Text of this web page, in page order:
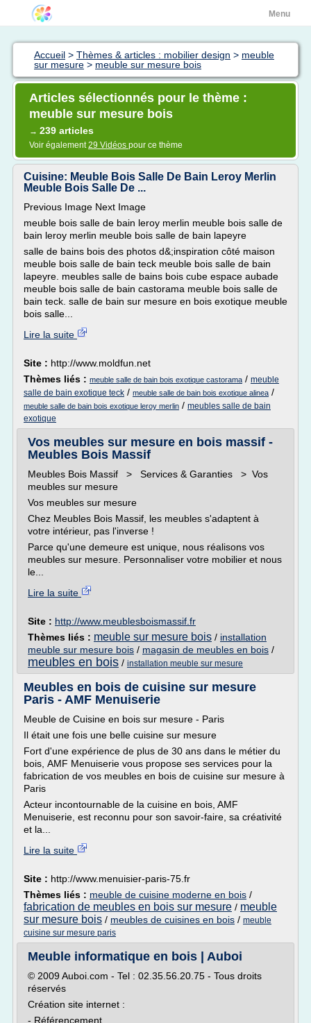
Menu
Accueil > Thèmes & articles : mobilier design > meuble
sur mesure > meuble sur mesure bois
Articles sélectionnés pour le thème :
meuble sur mesure bois
→ 239 articles
Voir également29 Vidéos pour ce thème
Cuisine: Meuble Bois Salle De Bain Leroy Merlin
Meuble Bois Salle De ...
Previous Image Next Image
meuble bois salle de bain leroy merlin meuble bois salle de
bain leroy merlin meuble bois salle de bain lapeyre
salle de bains bois des photos d&;inspiration côté maison
meuble bois salle de bain teck meuble bois salle de bain
lapeyre. meubles salle de bains bois cube espace aubade
meuble bois salle de bain castorama meuble bois salle de
bain teck. salle de bain sur mesure en bois exotique meuble
bois salle...
Lire la suite
Site : http://www.moldfun.net
Thèmes liés : meuble salle de bain bois exotique castorama / meuble
salle de bain exotique teck / meuble salle de bain bois exotique alinea /
meuble salle de bain bois exotique leroy merlin / meubles salle de bain
exotique
Vos meubles sur mesure en bois massif -
Meubles Bois Massif
Meubles Bois Massif > Services & Garanties > Vos
meubles sur mesure
Vos meubles sur mesure
Chez Meubles Bois Massif, les meubles s'adaptent à
votre intérieur, pas l'inverse !
Parce qu'une demeure est unique, nous réalisons vos
meubles sur mesure. Personnaliser votre mobilier et nous
le...
Lire la suite
Site : http://www.meublesboismassif.fr
Thèmes liés : meuble sur mesure bois / installation
meuble sur mesure bois / magasin de meubles en bois /
meubles en bois / installation meuble sur mesure
Meubles en bois de cuisine sur mesure
Paris - AMF Menuiserie
Meuble de Cuisine en bois sur mesure - Paris
Il était une fois une belle cuisine sur mesure
Fort d'une expérience de plus de 30 ans dans le métier du
bois, AMF Menuiserie vous propose ses services pour la
fabrication de vos meubles en bois de cuisine sur mesure à
Paris
Acteur incontournable de la cuisine en bois, AMF
Menuiserie, est reconnu pour son savoir-faire, sa créativité
et la...
Lire la suite
Site : http://www.menuisier-paris-75.fr
Thèmes liés : meuble de cuisine moderne en bois /
fabrication de meubles en bois sur mesure / meuble
sur mesure bois / meubles de cuisines en bois / meuble
cuisine sur mesure paris
Meuble informatique en bois | Auboi
© 2009 Auboi.com - Tel : 02.35.56.20.75 - Tous droits
réservés
Création site internet :
- Référencement